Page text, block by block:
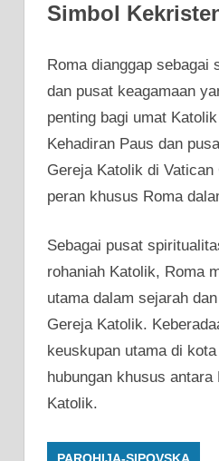
Simbol
Roma dianggap sebagai
dan pusat keagamaan
penting bagi umat
Kehadiran Paus dan
Gereja Katolik di
peran khusus Roma
Sebagai pusat
rohaniah Katolik, Roma
utama dalam sejarah
Gereja Katolik.
keuskupan utama di
hubungan khusus
Katolik.